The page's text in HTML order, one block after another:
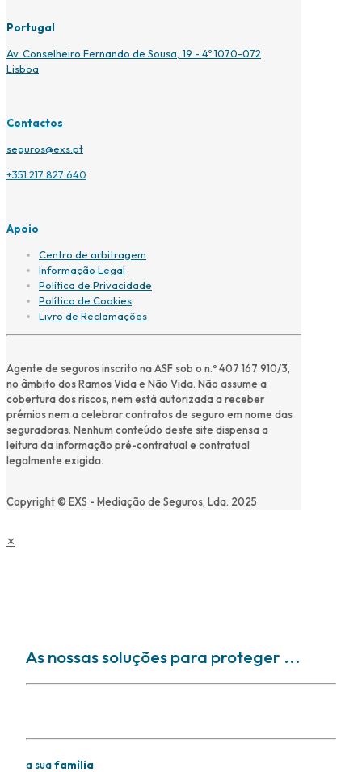
Portugal
Av. Conselheiro Fernando de Sousa, 19 - 4º 1070-072
Lisboa
Contactos
seguros@exs.pt
+351 217 827 640
Apoio
Centro de arbitragem
Informação Legal
Política de Privacidade
Política de Cookies
Livro de Reclamações
Agente de seguros inscrito na ASF sob o n.º 407 167 910/3,
no âmbito dos Ramos Vida e Não Vida. Não assume a
cobertura dos riscos, nem está autorizada a receber
prémios nem a celebrar contratos de seguro em nome das
seguradoras. Nenhum conteúdo deste site dispensa a
leitura da informação pré-contratual e contratual
legalmente exigida.
Copyright © EXS - Mediação de Seguros, Lda. 2025
✕
As nossas soluções para proteger ...
a suafamília